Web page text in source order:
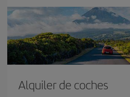
Alquiler de coches